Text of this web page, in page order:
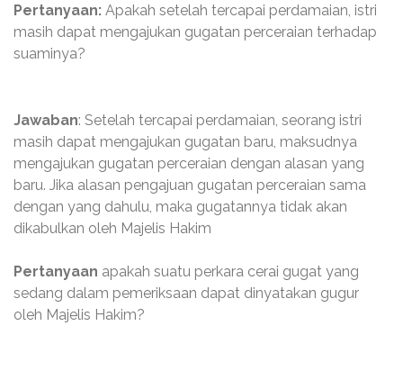
Pertanyaan: Apakah setelah tercapai perdamaian, istri
masih dapat mengajukan gugatan perceraian terhadap
suaminya?
Jawaban: Setelah tercapai perdamaian, seorang istri
masih dapat mengajukan gugatan baru, maksudnya
mengajukan gugatan perceraian dengan alasan yang
baru. Jika alasan pengajuan gugatan perceraian sama
dengan yang dahulu, maka gugatannya tidak akan
dikabulkan oleh Majelis Hakim
Pertanyaan apakah suatu perkara cerai gugat yang
sedang dalam pemeriksaan dapat dinyatakan gugur
oleh Majelis Hakim?